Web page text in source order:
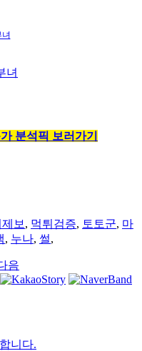
분석픽 보러가기
보 , 먹튀검증, 토토군, 마
, 누나, 썰,
음
니다.